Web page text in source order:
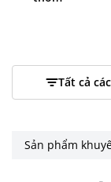
Tất cả
Sản phẩm